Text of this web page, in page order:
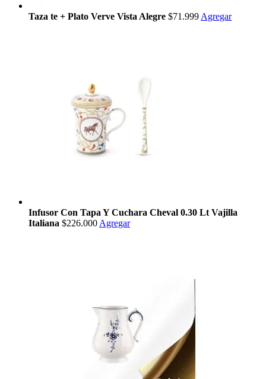
Taza te + Plato Verve Vista Alegre $71.999 Agregar
Infusor Con Tapa Y Cuchara Cheval 0.30 Lt Vajilla
Italiana $226.000 Agregar